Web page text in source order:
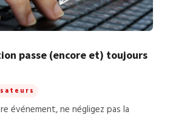
passe (encore et) toujours
événement, ne négligez pas la